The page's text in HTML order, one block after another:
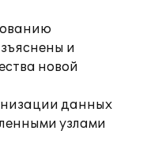
и
новой
данных
узлами